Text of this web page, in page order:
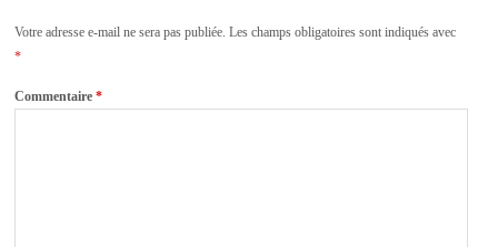
Votre adresse e-mail ne sera pas publiée. Les champs obligatoires sont indiqués avec
*
Commentaire*